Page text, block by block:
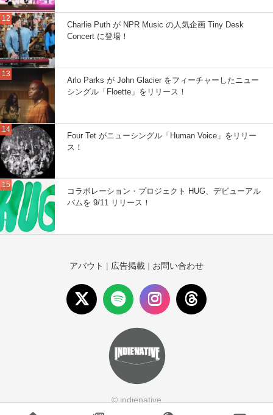
Charlie Puth が NPR Music の人気企画 Tiny Desk
Concert に登場！
Arlo Parks が John Glacier をフィーチャーしたニュー
シングル「Floette」をリリース！
Four Tet がニューシングル「Human Voice」をリリー
ス！
コラボレーション・プロジェクト HUG、デビューアル
バムを 9/11 リリース！
アバウト | 広告掲載 | お問い合わせ
© indienative